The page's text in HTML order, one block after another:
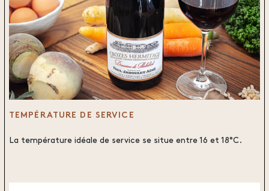
TEMPÉRATURE DE SERVICE
La température idéale de service se situe entre 16 et 18°C.